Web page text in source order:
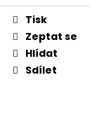
Tisk
Zeptat se
Hlídat
Sdílet